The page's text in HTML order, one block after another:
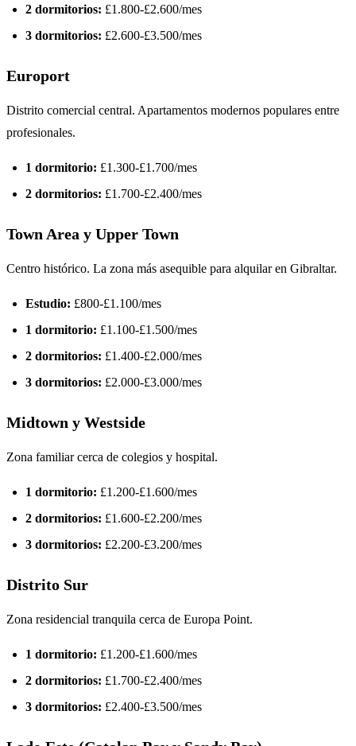
2 dormitorios: £1.800-£2.600/mes
3 dormitorios: £2.600-£3.500/mes
Europort
Distrito comercial central. Apartamentos modernos populares entre
profesionales.
1 dormitorio: £1.300-£1.700/mes
2 dormitorios: £1.700-£2.400/mes
Town Area y Upper Town
Centro histórico. La zona más asequible para alquilar en Gibraltar.
Estudio: £800-£1.100/mes
1 dormitorio: £1.100-£1.500/mes
2 dormitorios: £1.400-£2.000/mes
3 dormitorios: £2.000-£3.000/mes
Midtown y Westside
Zona familiar cerca de colegios y hospital.
1 dormitorio: £1.200-£1.600/mes
2 dormitorios: £1.600-£2.200/mes
3 dormitorios: £2.200-£3.200/mes
Distrito Sur
Zona residencial tranquila cerca de Europa Point.
1 dormitorio: £1.200-£1.600/mes
2 dormitorios: £1.700-£2.400/mes
3 dormitorios: £2.400-£3.500/mes